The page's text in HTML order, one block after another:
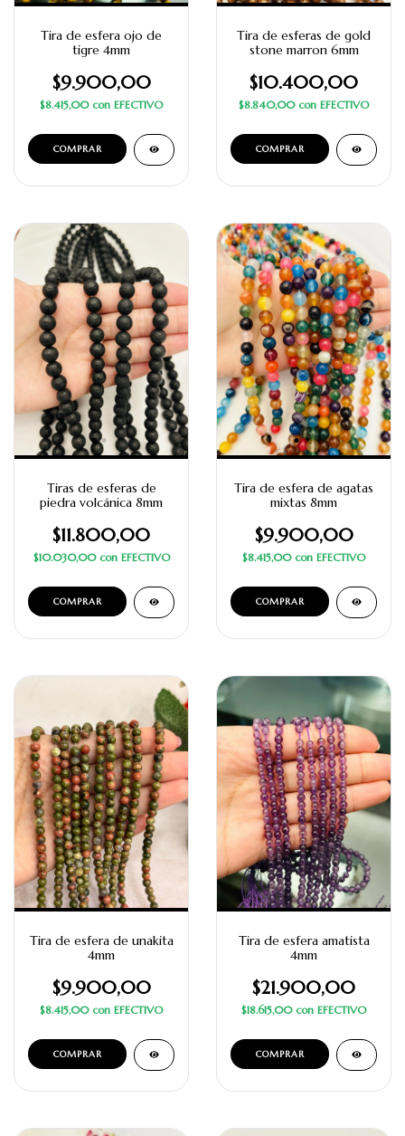
Tira de esfera ojo de
tigre 4mm
$9.900,00
$8.415,00 con EFECTIVO
Tira de esferas de gold
stone marron 6mm
$10.400,00
$8.840,00 con EFECTIVO
Tiras de esferas de
piedra volcánica 8mm
$11.800,00
$10.030,00 con EFECTIVO
Tira de esfera de agatas
mixtas 8mm
$9.900,00
$8.415,00 con EFECTIVO
Tira de esfera de unakita
4mm
$9.900,00
$8.415,00 con EFECTIVO
Tira de esfera amatista
4mm
$21.900,00
$18.615,00 con EFECTIVO